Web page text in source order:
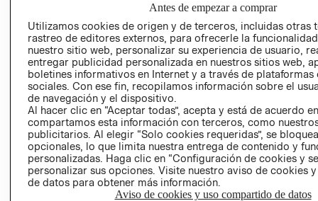
GIFT CARD
AVISO DE
COOKIES
LIBRO DE
Ecuador ($)
Antes de empezar a comprar
Utilizamos cookies de origen y de terceros, incluidas otras
rastreo de editores externos, para ofrecerle la
nuestro sitio web, personalizar su experiencia de usuario,
entregar publicidad personalizada en nuestros sitios web,
boletines informativos en Internet y a través de plataformas
sociales. Con ese fin, recopilamos información sobre el
de navegación y el dispositivo.
Al hacer clic en “Aceptar todas”, acepta y está de acuerdo
compartamos esta información con terceros, como
publicitarios. Al elegir “Solo cookies requeridas”, se
opcionales, lo que limita nuestra entrega de contenido y
personalizadas. Haga clic en “Configuración de cookies y
personalizar sus opciones. Visite nuestro aviso de cookies
de datos para obtener más información.
Aviso de cookies y uso compartido de datos